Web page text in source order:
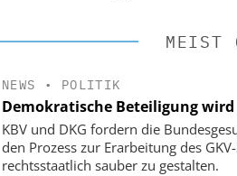
MEIST
NEWS • POLITIK
Demokratische Beteiligung
KBV und DKG fordern die
den Prozess zur Erarbeitung des
rechtsstaatlich sauber zu gestalten.